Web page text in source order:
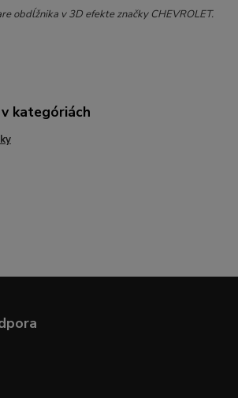
obdĺžnika v 3D efekte značky CHEVROLET.
kategóriách